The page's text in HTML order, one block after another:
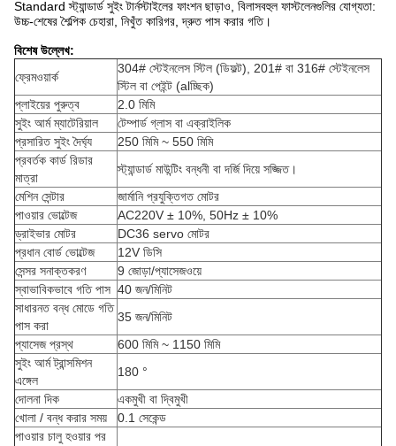
Standard স্ট্যান্ডার্ড সুইং টার্নস্টাইলের ফাংশন ছাড়াও, বিলাসবহুল ফাস্টলেনগুলির যোগ্যতা:
উচ্চ-শেষের শৈল্পিক চেহারা, নিখুঁত কারিগর, দ্রুত পাস করার গতি।
বিশেষ উল্লেখ:
ফ্রেমওয়ার্ক
304# স্টেইনলেস স্টিল (ডিফল্ট), 201# বা 316# স্টেইনলেস
স্টিল বা পেইন্ট (alচ্ছিক)
প্লাইয়ের পুরুত্ব
2.0 মিমি
সুইং আর্ম ম্যাটেরিয়াল
টেম্পার্ড গ্লাস বা এক্রাইলিক
প্রসারিত সুইং দৈর্ঘ্য
250 মিমি ~ 550 মিমি
প্রবর্তক কার্ড রিডার
মাত্রা
স্ট্যান্ডার্ড মাউন্টিং বন্ধনী বা দর্জি দিয়ে সজ্জিত।
মেশিন সেন্টার
জার্মানি প্রযুক্তিগত মোটর
পাওয়ার ভোল্টেজ
AC220V ± 10%, 50Hz ± 10%
ড্রাইভার মোটর
DC36 servo মোটর
প্রধান বোর্ড ভোল্টেজ
12V ডিসি
সেন্সর সনাক্তকরণ
9 জোড়া/প্যাসেজওয়ে
স্বাভাবিকভাবে গতি পাস 40 জন/মিনিট
সাধারনত বন্ধ মোডে গতি
পাস করা
35 জন/মিনিট
প্যাসেজ প্রস্থ
600 মিমি ~ 1150 মিমি
সুইং আর্ম ট্রান্সমিশন
এঙ্গেল
180 °
দোলনা দিক
একমুখী বা দ্বিমুখী
খোলা / বন্ধ করার সময়
0.1 সেকেন্ড
পাওয়ার চালু হওয়ার পর